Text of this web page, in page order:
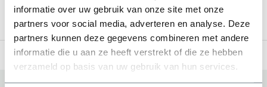
informatie over uw gebruik van onze site met onze
partners voor social media, adverteren en analyse. Deze
partners kunnen deze gegevens combineren met andere
informatie die u aan ze heeft verstrekt of die ze hebben
verzameld op basis van uw gebruik van hun services.
15 jaar vakkennis Jouw project laten